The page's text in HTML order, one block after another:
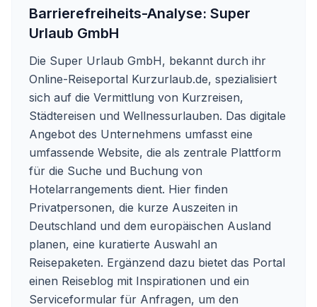
Barrierefreiheits-Analyse: Super
Urlaub GmbH
Die Super Urlaub GmbH, bekannt durch ihr
Online-Reiseportal Kurzurlaub.de, spezialisiert
sich auf die Vermittlung von Kurzreisen,
Städtereisen und Wellnessurlauben. Das digitale
Angebot des Unternehmens umfasst eine
umfassende Website, die als zentrale Plattform
für die Suche und Buchung von
Hotelarrangements dient. Hier finden
Privatpersonen, die kurze Auszeiten in
Deutschland und dem europäischen Ausland
planen, eine kuratierte Auswahl an
Reisepaketen. Ergänzend dazu bietet das Portal
einen Reiseblog mit Inspirationen und ein
Serviceformular für Anfragen, um den